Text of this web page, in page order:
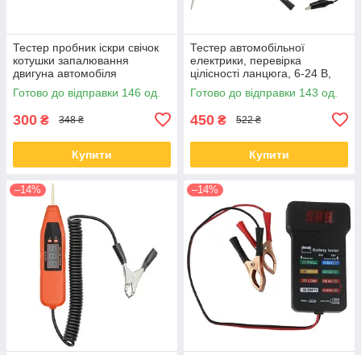
Тестер пробник іскри свічок
котушки запалювання
двигуна автомобіля
Готово до відправки 146 од.
300 ₴ 348 ₴
Купити
Тестер автомобільної
електрики, перевірка
цілісності ланцюга, 6-24 В,
EM285
Готово до відправки 143 од.
450 ₴ 522 ₴
Купити
–14% –14%